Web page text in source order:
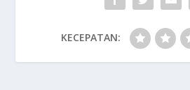
KECEPATAN: